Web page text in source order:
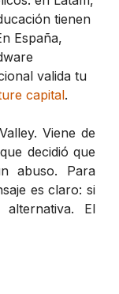
tienen
España,
valida tu
capital.
Viene de
decidió que
abuso. Para
es claro: si
El